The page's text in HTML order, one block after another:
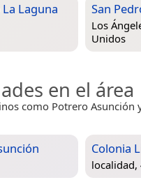
Laguna San
Los
Unidos
en el área
como Potrero Asunción
Colonia
localidad,